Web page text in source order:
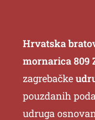
Hrvatska
mornarica 809
zagrebačke
pouzdanih
udruga